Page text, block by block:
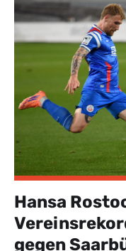
Hansa
gegen